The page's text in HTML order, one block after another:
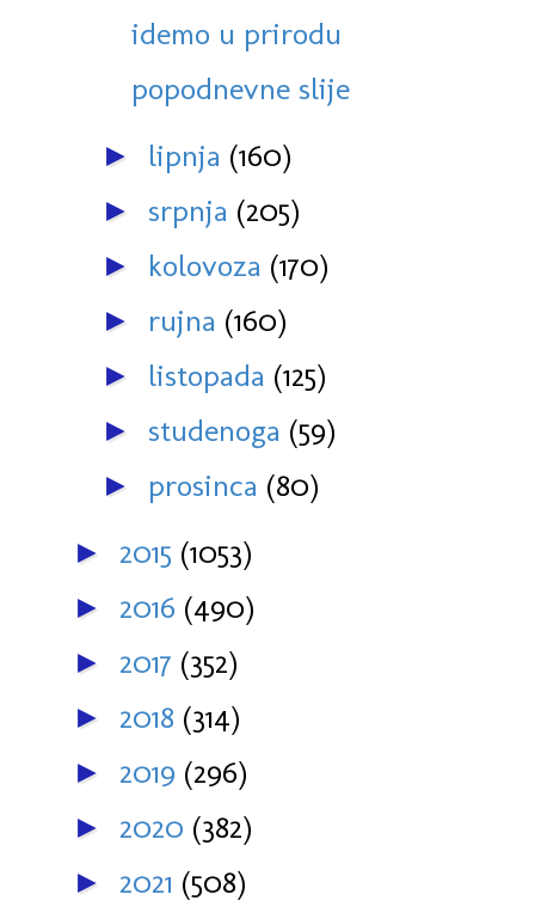
idemo u prirodu
popodnevne slije
► lipnja (160)
► srpnja (205)
► kolovoza (170)
► rujna (160)
► listopada (125)
► studenoga (59)
► prosinca (80)
► 2015 (1053)
► 2016 (490)
► 2017 (352)
► 2018 (314)
► 2019 (296)
► 2020 (382)
► 2021 (508)